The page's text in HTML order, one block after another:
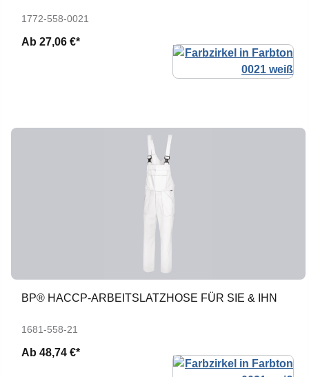
1772-558-0021
Ab 27,06 €*
BP® HACCP-ARBEITSLATZHOSE FÜR SIE & IHN
1681-558-21
Ab 48,74 €*